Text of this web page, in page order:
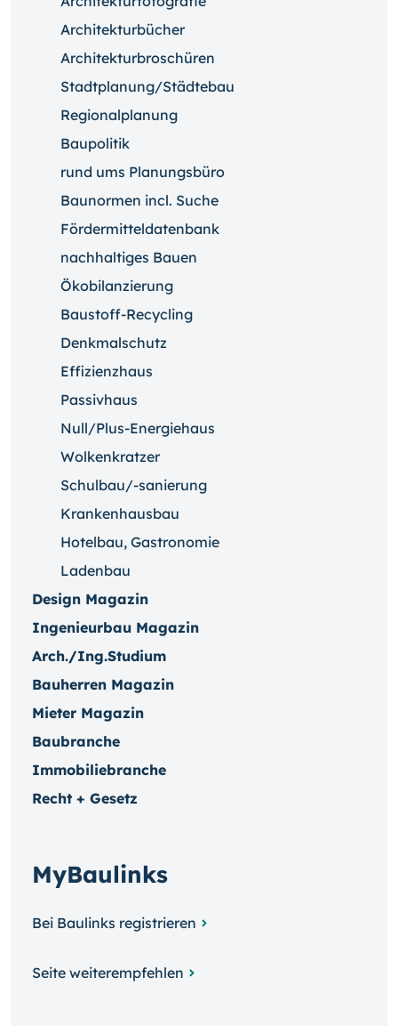
Architekturbücher
Architekturbroschüren
Stadtplanung/Städtebau
Regionalplanung
Baupolitik
rund ums Planungsbüro
Baunormen incl. Suche
Fördermitteldatenbank
nachhaltiges Bauen
Ökobilanzierung
Baustoff-Recycling
Denkmalschutz
Effizienzhaus
Passivhaus
Null/Plus-Energiehaus
Wolkenkratzer
Schulbau/-sanierung
Krankenhausbau
Hotelbau, Gastronomie
Ladenbau
Design Magazin
Ingenieurbau Magazin
Arch./Ing.Studium
Bauherren Magazin
Mieter Magazin
Baubranche
Immobiliebranche
Recht + Gesetz
MyBaulinks
Bei Baulinks registrieren
Seite weiterempfehlen